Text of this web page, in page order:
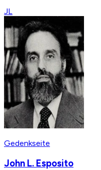
JL
Gedenkseite
John L. Esposito